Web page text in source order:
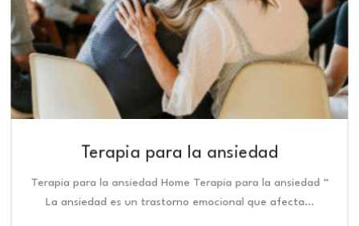
Terapia para la ansiedad
Terapia para la ansiedad Home Terapia para la ansiedad “
La ansiedad es un trastorno emocional que afecta…